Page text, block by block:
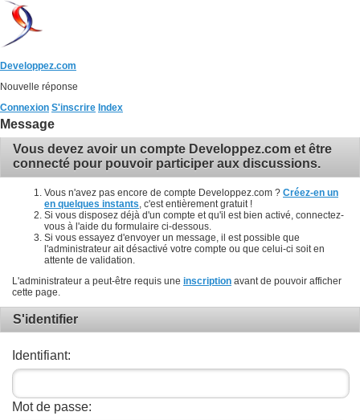
Developpez.com
Nouvelle réponse
Connexion S'inscrire Index
Message
Vous devez avoir un compte Developpez.com et être
connecté pour pouvoir participer aux discussions.
Vous n'avez pas encore de compte Developpez.com ? Créez-en un
en quelques instants , c'est entièrement gratuit !
Si vous disposez déjà d'un compte et qu'il est bien activé, connectez-
vous à l'aide du formulaire ci-dessous.
Si vous essayez d'envoyer un message, il est possible que
l'administrateur ait désactivé votre compte ou que celui-ci soit en
attente de validation.
L'administrateur a peut-être requis une inscription avant de pouvoir afficher
cette page.
S'identifier
Identifiant:
Mot de passe: